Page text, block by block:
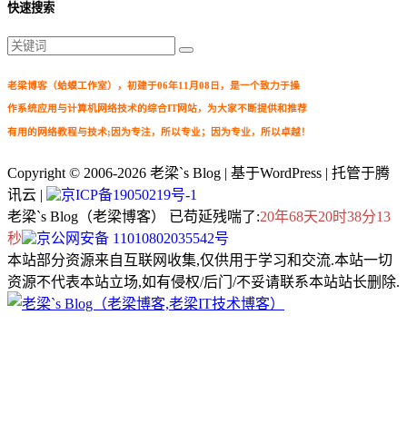
快速搜索
老梁博客（蛤蟆工作室），初建于06年11月08日，是一个致力于操
作系统应用与计算机网络技术的综合IT网站，为大家不断提供和推荐
有用的网络教程与技术;因为专注，所以专业；因为专业，所以卓越！
Copyright © 2006-2026 老梁`s Blog | 基于WordPress | 托管于腾
讯云 |
京ICP备19050219号-1
老梁`s Blog（老梁博客） 已苟延残喘了:20年68天20时38分14
秒
京公网安备 11010802035542号
本站部分资源来自互联网收集,仅供用于学习和交流.本站一切
资源不代表本站立场,如有侵权/后门/不妥请联系本站站长删除.